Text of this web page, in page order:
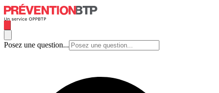
Posez une question...